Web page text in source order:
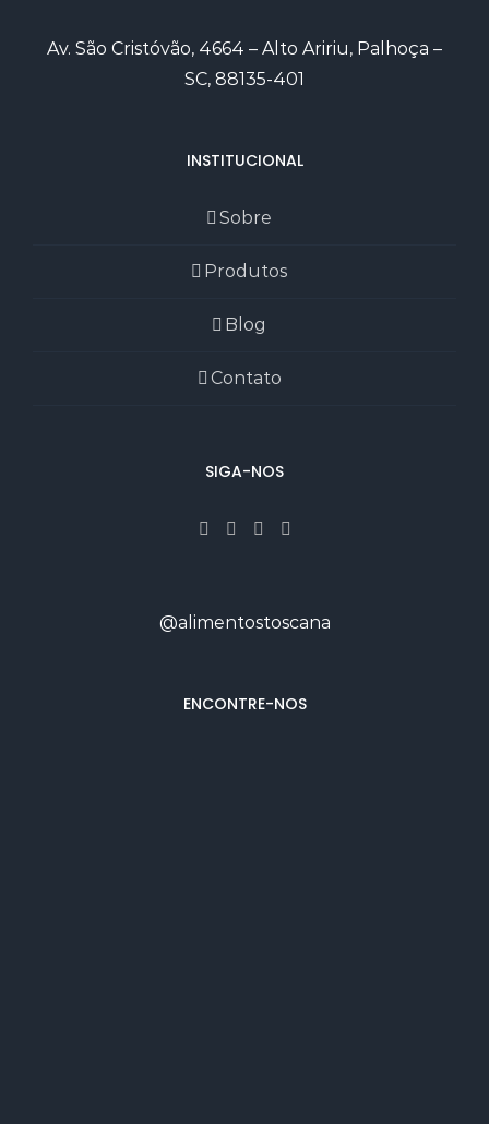
Av. São Cristóvão, 4664 – Alto Aririu, Palhoça –
SC, 88135-401
INSTITUCIONAL
Sobre
Produtos
Blog
Contato
SIGA-NOS
@alimentostoscana
ENCONTRE-NOS